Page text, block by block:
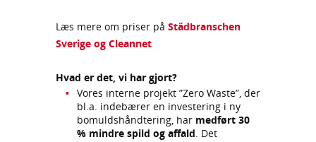
Læs mere om priser på Städbranschen
Sverige og Cleannet
Hvad er det, vi har gjort?
Vores interne projekt ”Zero Waste”, der
bl.a. indebærer en investering i ny
bomuldshåndtering, har medført 30
% mindre spild og affald. Det